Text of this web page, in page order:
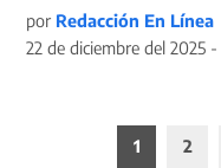
por Redacción En Línea
22 de diciembre del 2025 -
Paginación
1 2